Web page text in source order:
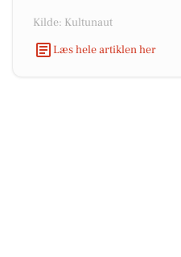
Kilde: Kultunaut
Læs hele artiklen her